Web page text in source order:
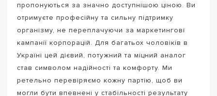
пропонуються за значно доступнішою ціною. Ви
отримуєте професійну та сильну підтримку
організму, не переплачуючи за маркетингові
кампанії корпорацій. Для багатьох чоловіків в
Україні цей дієвий, потужний та міцний аналог
став символом надійності та комфорту. Ми
ретельно перевіряємо кожну партію, щоб ви
могли бути впевнені у стабільності результату